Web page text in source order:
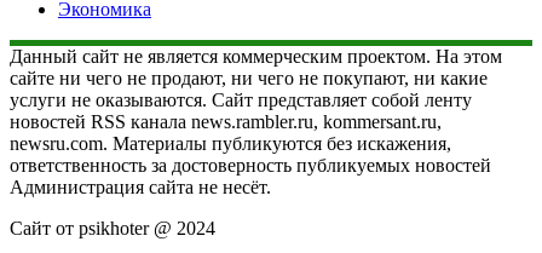
Экономика
Данный сайт не является коммерческим проектом. На этом
сайте ни чего не продают, ни чего не покупают, ни какие
услуги не оказываются. Сайт представляет собой ленту
новостей RSS канала news.rambler.ru, kommersant.ru,
newsru.com. Материалы публикуются без искажения,
ответственность за достоверность публикуемых новостей
Администрация сайта не несёт.
Сайт от psikhoter @ 2024